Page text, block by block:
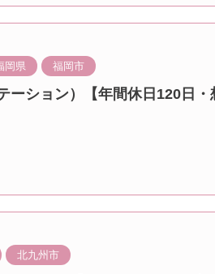
岡県 福岡市
ーション）【年間休日120日・
北九州市